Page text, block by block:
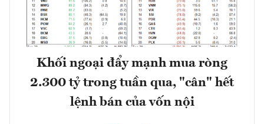
Khối ngoại đẩy mạnh mua ròng
2.300 tỷ trong tuần qua, "cân" hết
lệnh bán của vốn nội